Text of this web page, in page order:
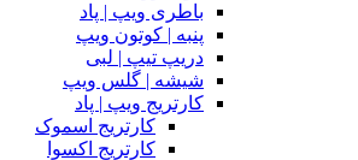
باطری ویپ | پاد
پنبه | کوتون ویپ
دریپ تیپ | لبی
شیشه | گلس ویپ
کارتریج ویپ | پاد
کارتریج اسموک
کارتریج اکسوا